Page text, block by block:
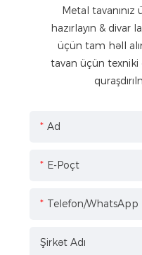
Metal
hazırlayın & divar
üçün tam həll
tavan üçün texniki
Ad
E-Poçt
Telefon/WhatsApp
Şirkət Adı